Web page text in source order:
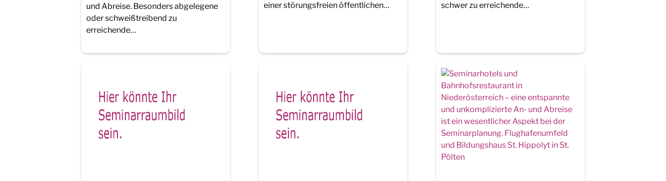
und Abreise. Besonders abgelegene
oder schweißtreibend zu
erreichende…
einer störungsfreien öffentlichen…
schwer zu erreichende…